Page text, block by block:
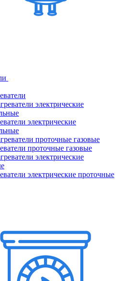
электрические
проточные газовые
электрические проточные